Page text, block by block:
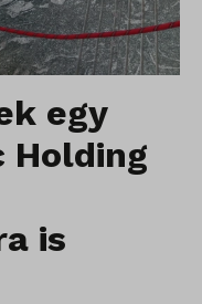
egy
Holding
is